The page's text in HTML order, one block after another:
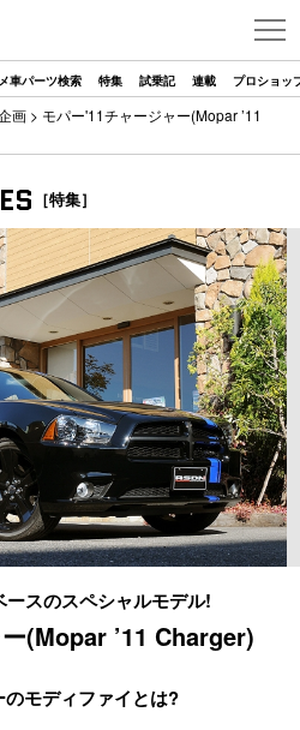
車パーツ検索 特集 試乗記 連載 プロショッ
画 > モパー'11チャージャー(Mopar ’11
［特集］
スのスペシャルモデル!
(Mopar ’11 Charger)
モディファイとは?